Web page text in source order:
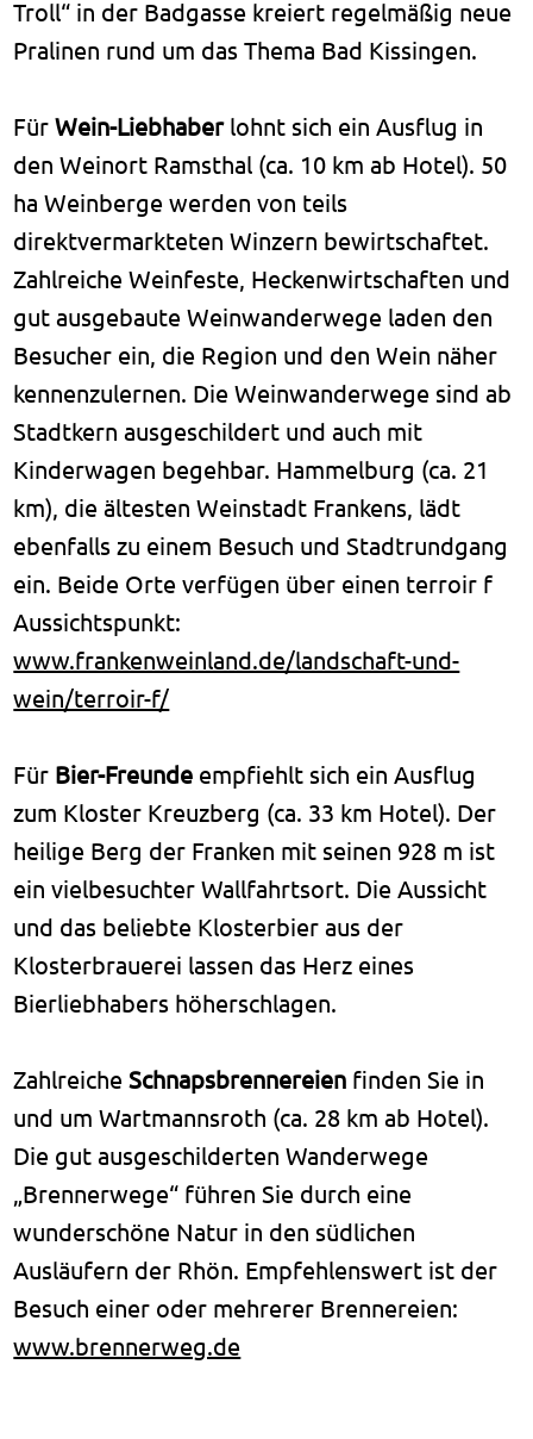
Troll“ in der Badgasse kreiert regelmäßig neue
Pralinen rund um das Thema Bad Kissingen.
FürWein-Liebhaberlohnt sich ein Ausflug in
den Weinort Ramsthal (ca. 10 km ab Hotel). 50
ha Weinberge werden von teils
direktvermarkteten Winzern bewirtschaftet.
Zahlreiche Weinfeste, Heckenwirtschaften und
gut ausgebaute Weinwanderwege laden den
Besucher ein, die Region und den Wein näher
kennenzulernen. Die Weinwanderwege sind ab
Stadtkern ausgeschildert und auch mit
Kinderwagen begehbar. Hammelburg (ca. 21
km), die ältesten Weinstadt Frankens, lädt
ebenfalls zu einem Besuch und Stadtrundgang
ein. Beide Orte verfügen über einen terroir f
Aussichtspunkt:
www.frankenweinland.de/landschaft-und-
wein/terroir-f/
Für Bier-Freunde empfiehlt sich ein Ausflug
zum Kloster Kreuzberg (ca. 33 km Hotel). Der
heilige Berg der Franken mit seinen 928 m ist
ein vielbesuchter Wallfahrtsort. Die Aussicht
und das beliebte Klosterbier aus der
Klosterbrauerei lassen das Herz eines
Bierliebhabers höherschlagen.
Zahlreiche Schnapsbrennereien finden Sie in
und um Wartmannsroth (ca. 28 km ab Hotel).
Die gut ausgeschilderten Wanderwege
„Brennerwege“ führen Sie durch eine
wunderschöne Natur in den südlichen
Ausläufern der Rhön. Empfehlenswert ist der
Besuch einer oder mehrerer Brennereien:
www.brennerweg.de